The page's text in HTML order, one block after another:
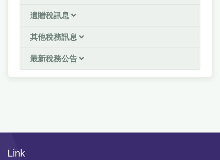
遺贈稅訊息
其他稅務訊息
最新稅務公告
Link